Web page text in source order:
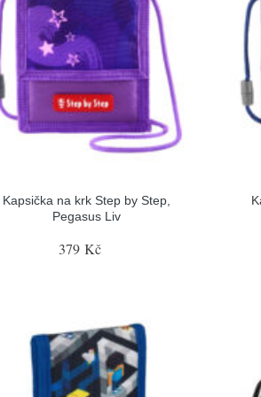
Kapsička na krk Step by Step,
Pegasus Liv
379 Kč